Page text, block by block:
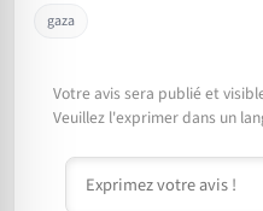
gaza
Votre avis sera publié et
Veuillez l'exprimer dans un
Commentaire